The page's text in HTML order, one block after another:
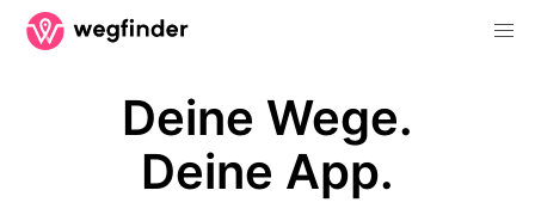
Deine Wege.
Deine App.